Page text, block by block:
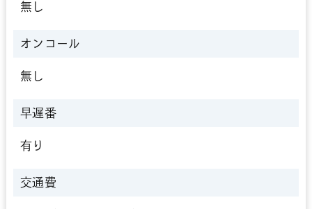
無し
オンコール
無し
早遅番
有り
交通費